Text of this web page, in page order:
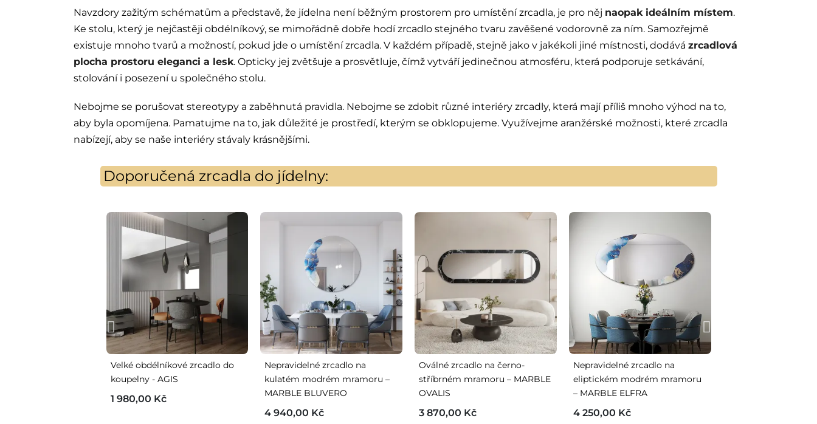
Navzdory zažitým schématům a představě, že jídelna není běžným prostorem pro umístění zrcadla, je pro něj naopak ideálním místem.
Ke stolu, který je nejčastěji obdélníkový, se mimořádně dobře hodí zrcadlo stejného tvaru zavěšené vodorovně za ním. Samozřejmě
existuje mnoho tvarů a možností, pokud jde o umístění zrcadla. V každém případě, stejně jako v jakékoli jiné místnosti, dodávázrcadlová
plocha prostoru eleganci a lesk. Opticky jej zvětšuje a prosvětluje, čímž vytváří jedinečnou atmosféru, která podporuje setkávání,
stolování i posezení u společného stolu.
Nebojme se porušovat stereotypy a zaběhnutá pravidla. Nebojme se zdobit různé interiéry zrcadly, která mají příliš mnoho výhod na to,
aby byla opomíjena. Pamatujme na to, jak důležité je prostředí, kterým se obklopujeme. Využívejme aranžérské možnosti, které zrcadla
nabízejí, aby se naše interiéry stávaly krásnějšími.
Doporučená zrcadla do jídelny:
Velké obdélníkové zrcadlo do
koupelny - AGIS
1 980,00 Kč
Nepravidelné zrcadlo na
kulatém modrém mramoru –
MARBLE BLUVERO
4 940,00 Kč
Oválné zrcadlo na černo-
stříbrném mramoru – MARBLE
OVALIS
3 870,00 Kč
Nepravidelné zrcadlo na
eliptickém modrém mramoru
– MARBLE ELFRA
4 250,00 Kč